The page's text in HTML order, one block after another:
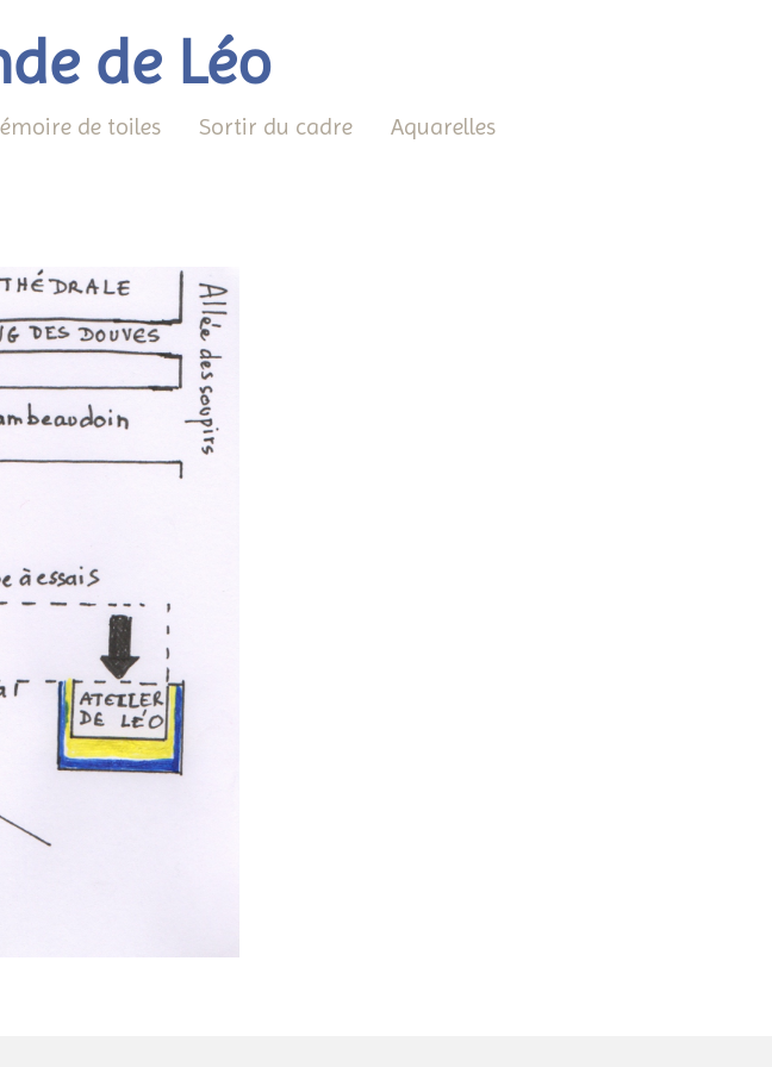
de Léo
de toiles Sortir du cadre Aquarelles